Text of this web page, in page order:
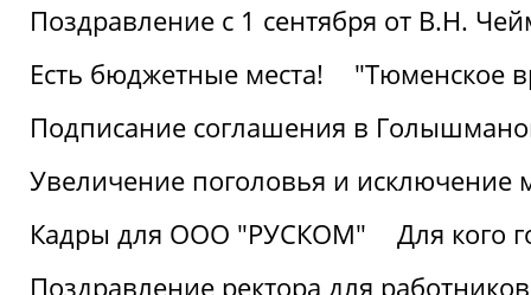
Поздравление с 1 сентября от В.Н.
Есть бюджетные места!
"Тюменское
Подписание соглашения в
Увеличение поголовья и исключение
Кадры для ООО "РУСКОМ"
Для кого
Поздравление ректора для